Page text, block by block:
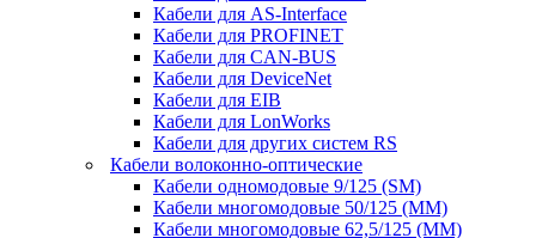
Кабели для AS-Interface
Кабели для PROFINET
Кабели для CAN-BUS
Кабели для DeviceNet
Кабели для EIB
Кабели для LonWorks
Кабели для других систем RS
Кабели волоконно-оптические
Кабели одномодовые 9/125 (SM)
Кабели многомодовые 50/125 (ММ)
Кабели многомодовые 62,5/125 (ММ)